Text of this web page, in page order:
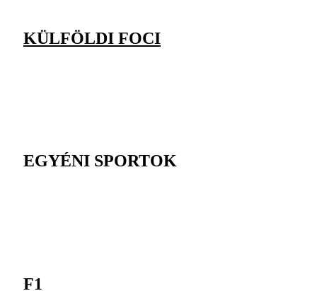
KÜLFÖLDI FOCI
EGYÉNI SPORTOK
F1